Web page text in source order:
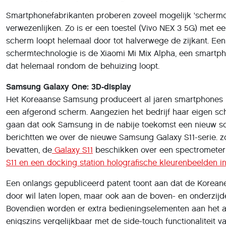
Smartphonefabrikanten proberen zoveel mogelijk
verwezenlijken. Zo is er een toestel (Vivo NEX 3 5G) met
scherm loopt helemaal door tot halverwege de zijkant.
schermtechnologie is de Xiaomi Mi Mix Alpha, een
dat helemaal rondom de behuizing loopt.
Samsung Galaxy One: 3D-display
Het Koreaanse Samsung produceert al jaren
een afgerond scherm. Aangezien het bedrijf haar eigen
gaan dat ook Samsung in de nabije toekomst een nieuw
berichtten we over de nieuwe Samsung Galaxy S11-serie.
bevatten, de Galaxy S11 beschikken over een
S11 en een docking station holografische kleurenbeelden
Een onlangs gepubliceerd patent toont aan dat de
door wil laten lopen, maar ook aan de boven- en
Bovendien worden er extra bedieningselementen aan het
enigszins vergelijkbaar met de side-touch functionaliteit